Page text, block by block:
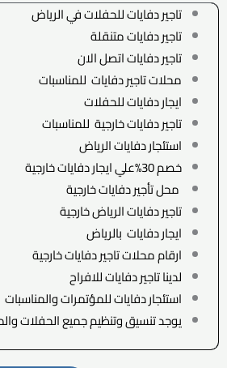
تاجير دفايات للحفلات في الرياض
تاجير دفايات متنقلة
تاجير دفايات اتصل الان
محلات تاجير دفايات للمناسبات
ايجار دفايات للحفلات
تاجير دفايات خارجية للمناسبات
استئجار دفايات الرياض
خصم 30%علي ايجار دفايات خارجية
محل تأجير دفايات خارجية
تاجير دفايات الرياض خارجية
ايجار دفايات بالرياض
ارقام محلات تاجير دفايات خارجية
لدينا تاجير دفايات للافراح
استئجار دفايات للمؤتمرات والمناسبات
يوجد تنسيق وتنظيم جميع الحفلات